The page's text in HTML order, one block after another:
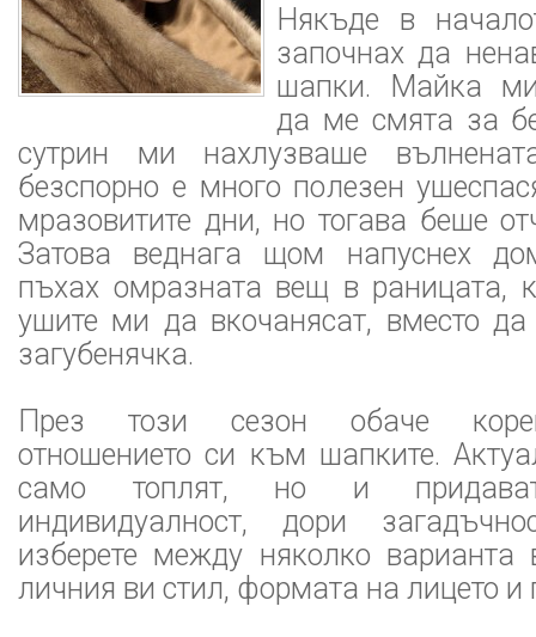
Някъде в
започнах да
шапки. Майка
да ме смята за
сутрин ми нахлузваше
безспорно е много полезен
мразовитите дни, но тогава беше
Затова веднага щом напуснех
пъхах омразната вещ в раницата,
ушите ми да вкочанясат, вместо
загубенячка.
През този сезон обаче
отношението си към шапките.
само топлят, но и придават
индивидуалност, дори
изберете между няколко варианта
личния ви стил, формата на лицето и